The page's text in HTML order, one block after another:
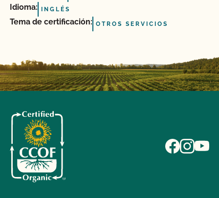
Idioma: INGLÉS
Tema de certificación: OTROS SERVICIOS